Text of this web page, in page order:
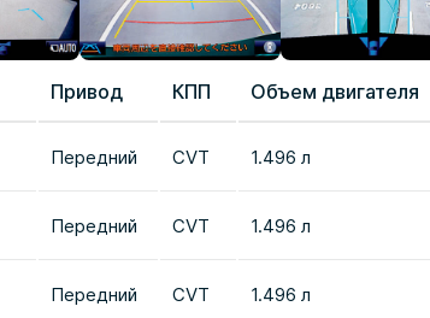
Привод КПП Объем двигателя
Передний CVT 1.496 л
Передний CVT 1.496 л
Передний CVT 1.496 л